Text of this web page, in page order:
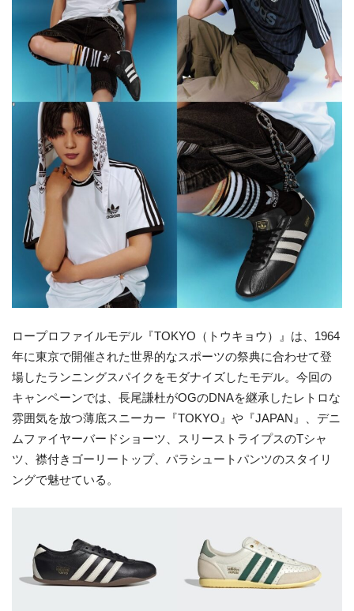
ロープロファイルモデル『TOKYO（トウキョウ）』は、1964
年に東京で開催された世界的なスポーツの祭典に合わせて登
場したランニングスパイクをモダナイズしたモデル。今回の
キャンペーンでは、長尾謙杜がOGのDNAを継承したレトロな
雰囲気を放つ薄底スニーカー『TOKYO』や『JAPAN』、デニ
ムファイヤーバードショーツ、スリーストライプスのTシャ
ツ、襟付きゴーリートップ、パラシュートパンツのスタイリ
ングで魅せている。